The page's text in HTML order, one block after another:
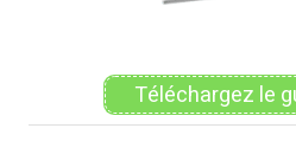
Téléchargez le